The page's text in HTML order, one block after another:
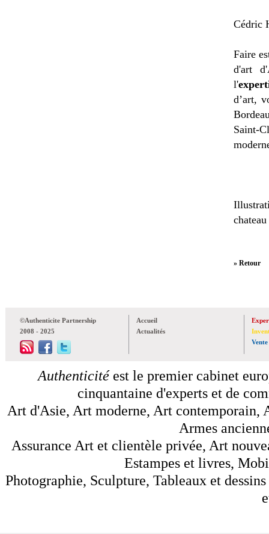
Cédric
Faire
d'art
l'
d’art,
Saint-
» Retour
©Authenticite Partnership
2008 - 2025
Accueil
Actualités
Vente
Authenticitéest le premier cabinet
cinquantaine d'experts et de
Art d'Asie, Art moderne, Art contemporain,
Armes
Assurance Art et clientèle privée, Art
Estampes et livres,
Photographie, Sculpture, Tableaux et